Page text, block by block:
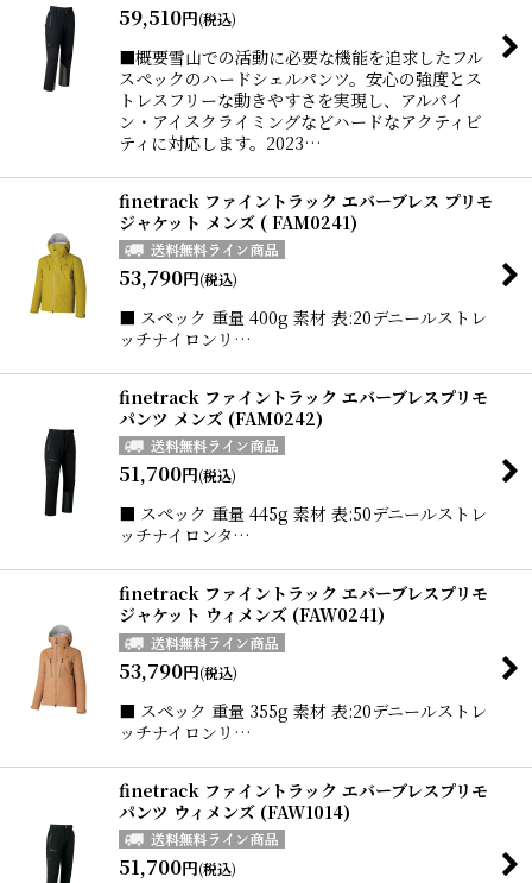
59,510円(税込)
■概要雪山での活動に必要な機能を追求したフル
スペックのハードシェルパンツ。安心の強度とス
トレスフリーな動きやすさを実現し、アルパイ
ン・アイスクライミングなどハードなアクティビ
ティに対応します。2023…
finetrack ファイントラック エバーブレス プリモ
ジャケット メンズ ( FAM0241)
53,790円(税込)
■ スペック 重量 400g 素材 表:20デニールストレ
ッチナイロンリ…
finetrack ファイントラック エバーブレスプリモ
パンツ メンズ (FAM0242)
51,700円(税込)
■ スペック 重量 445g 素材 表:50デニールストレ
ッチナイロンタ…
finetrack ファイントラック エバーブレスプリモ
ジャケット ウィメンズ (FAW0241)
53,790円(税込)
■ スペック 重量 355g 素材 表:20デニールストレ
ッチナイロンリ…
finetrack ファイントラック エバーブレスプリモ
パンツ ウィメンズ (FAW1014)
51,700円(税込)